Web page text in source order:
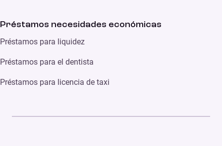
Préstamos necesidades económicas
Préstamos para liquidez
Préstamos para el dentista
Préstamos para licencia de taxi